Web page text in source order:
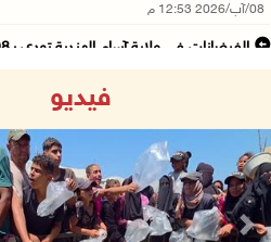
08/آب/2026 12:53 م
الفيضانات في ولاية آسام الهندية تودي بـ98 شخص ...
08/آب/2026 12:39 م
سلطة المياه تطلق مشروعا وطنيا يقود
08/آب/2026 12:30 م
فيديو
Next